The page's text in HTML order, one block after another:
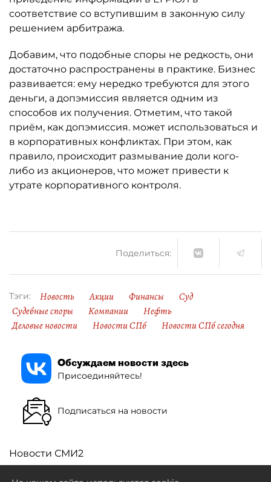
соответствие со вступившим в законную силу
решением арбитража.
Добавим, что подобные споры не редкость, они
достаточно распространены в практике. Бизнес
развивается: ему нередко требуются для этого
деньги, а допэмиссия является одним из
способов их получения. Отметим, что такой
приём, как допэмиссия. может использоваться и
в корпоративных конфликтах. При этом, как
правило, происходит размывание доли кого-
либо из акционеров, что может привести к
утрате корпоративного контроля.
Поделиться:
Тэги: Новость Акции Финансы
Суд
Судебные споры
Компании
Нефть
Деловые новости
Новости СПб Новости СПб сегодня
Обсуждаем новости здесь
Присоединяйтесь!
Подписаться на новости
Новости СМИ2